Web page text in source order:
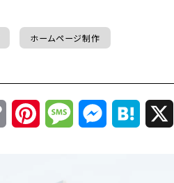
ホームページ制作
Copy
Link
PinterestMessageMessenger
Hatena